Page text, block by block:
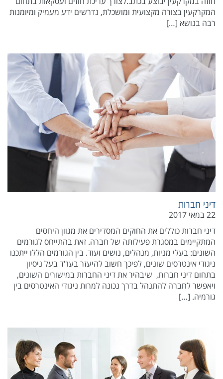
המקרקעין בצורה מקצועית ומושכלת, נדרשים ידע מעמיק ומיומנות
רבה בנושא […]
דיני חברות
22 במאי 2017
דיני חברות כוללים את החוקים המסדירים את מגוון היחסים
המתקיימים במסגרת פעילותה של חברה. זאת בהתייחס לגורמים
השונים: בעלי מניות, מנהלים, נושים ועוד. בין הגורמים הללו ייתכנו
ניגודי אינטרסים שונים, לפיכך חשוב להיעזר בעו"ד בעל ניסיון
בתחום דיני חברות, שיבהיר את דיני החברות במישורים השונים,
ויאפשר לחברה להתנהל בדרך נכונה למרות ניגודי האינטרסים בין
גורמיה. […]